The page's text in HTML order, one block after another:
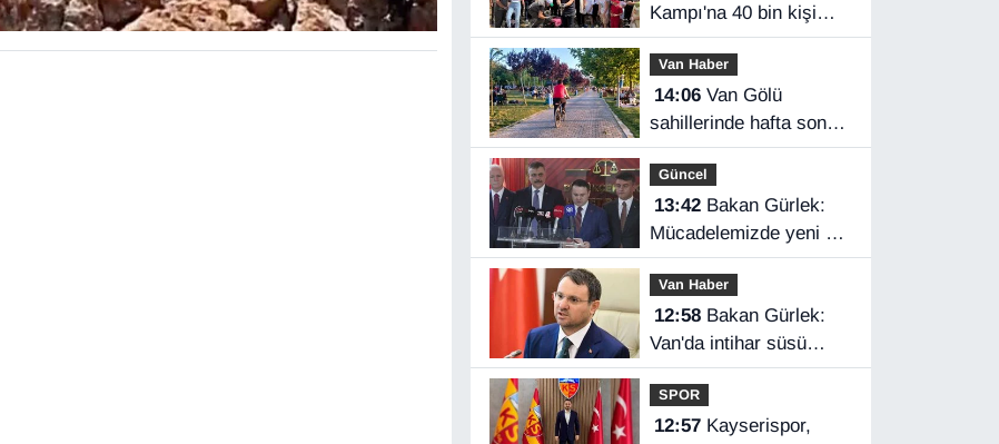
Kampı'na 40 bin kişi
katıldı
Van Haber
14:06Van Gölü
sahillerinde hafta sonu
yoğunluğu
Güncel
13:42Bakan Gürlek:
Mücadelemizde yeni bir
boyuta geçeceğiz
Van Haber
12:58Bakan Gürlek:
Van'da intihar süsü
verilen olay aydınlatıldı
SPOR
12:57Kayserispor,